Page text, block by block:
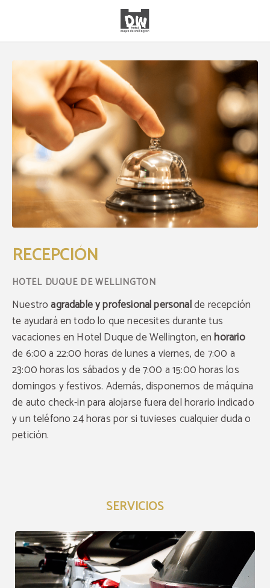
RECEPCIÓN
Nuestroagradable y profesional personalde recepción
te ayudará en todo lo que necesites durante tus
vacaciones en Hotel Duque de Wellington, enhorario
de 6:00 a 22:00 horas de lunes a viernes, de 7:00 a
23:00 horas los sábados y de 7:00 a 15:00 horas los
domingos y festivos. Además, disponemos de máquina
de auto check-in para alojarse fuera del horario indicado
y un teléfono 24 horas por si tuvieses cualquier duda o
petición.
SERVICIOS